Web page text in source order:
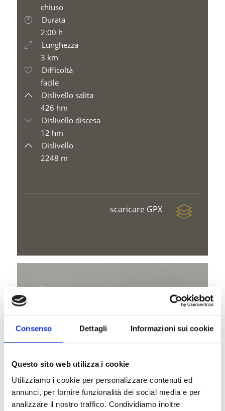
Consenso Dettagli Informazioni sui cookie
Questo sito web utilizza i cookie
Utilizziamo i cookie per personalizzare contenuti ed
annunci, per fornire funzionalità dei social media e per
analizzare il nostro traffico. Condividiamo inoltre
chiuso
Durata
2:00 h
Lunghezza
3 km
Difficoltà
facile
Dislivello salita
426 hm
Dislivello discesa
12 hm
Dislivello
2248 m
scaricare GPX
V
Ciaspolata alla Malga dei vitelli
Via Principale 23
39029 Solda
info@ortlergebiet.it